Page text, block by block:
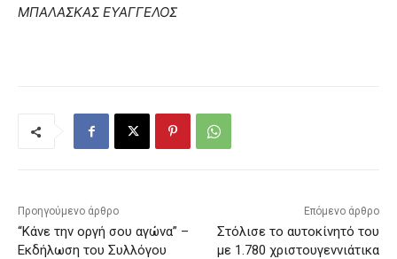
ΜΠΑΛΑΣΚΑΣ ΕΥΑΓΓΕΛΟΣ
Προηγούμενο άρθρο
“Κάνε την οργή σου αγώνα” –
Εκδήλωση του Συλλόγου
Επόμενο άρθρο
Στόλισε το αυτοκίνητό του
με 1.780 χριστουγεννιάτικα